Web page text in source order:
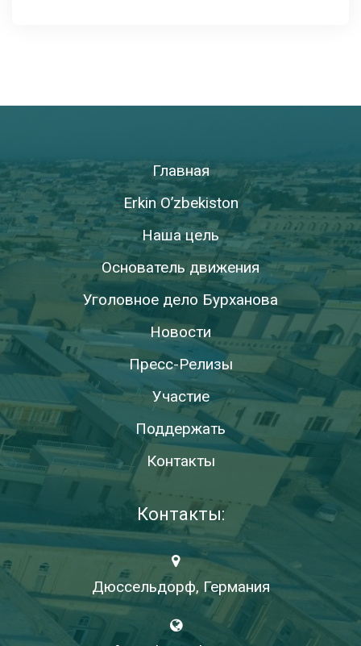
Главная
Erkin O’zbekiston
Наша цель
Основатель движения
Уголовное дело Бурханова
Новости
Пресс-Релизы
Участие
Поддержать
Контакты
Контакты:
Дюссельдорф, Германия